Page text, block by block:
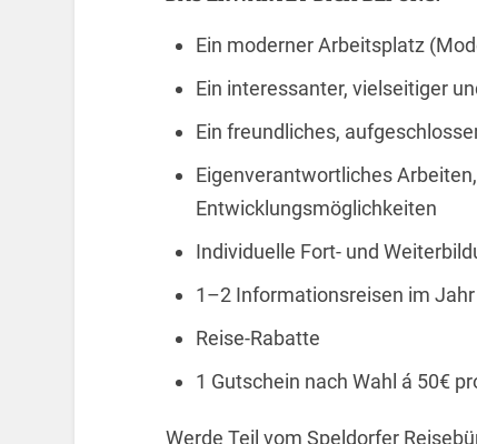
Ein moderner Arbeitsplatz
Ein interessanter, vielseitiger
Ein freundliches,
Eigenverantwortliches
Entwicklungsmöglichkeiten
Individuelle Fort- und
1–2 Informationsreisen im Jahr
Reise-Rabatte
1 Gutschein nach Wahl á 50€
Werde Teil vom Speldorfer